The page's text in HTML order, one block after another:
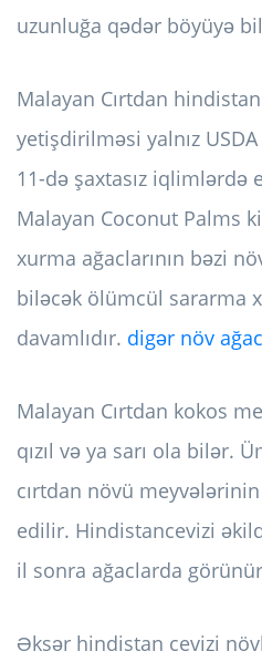
uzunluğa qədər böyüyə
Malayan Cırtdan
yetişdirilməsi yalnız
11-də şaxtasız iqlimlərdə
Malayan Coconut Palms
xurma ağaclarının bəzi
biləcək ölümcül sararma
davamlıdır. digər növ
Malayan Cırtdan kokos
qızıl və ya sarı ola bilər.
cırtdan növü
edilir. Hindistancevizi
il sonra ağaclarda
Əksər hindistan cevizi